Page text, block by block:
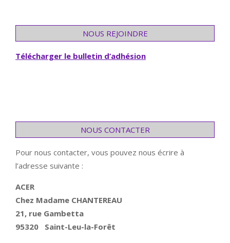
NOUS REJOINDRE
Télécharger le bulletin d’adhésion
NOUS CONTACTER
Pour nous contacter, vous pouvez nous écrire à
l’adresse suivante :
ACER
Chez Madame CHANTEREAU
21, rue Gambetta
95320 Saint-Leu-la-Forêt